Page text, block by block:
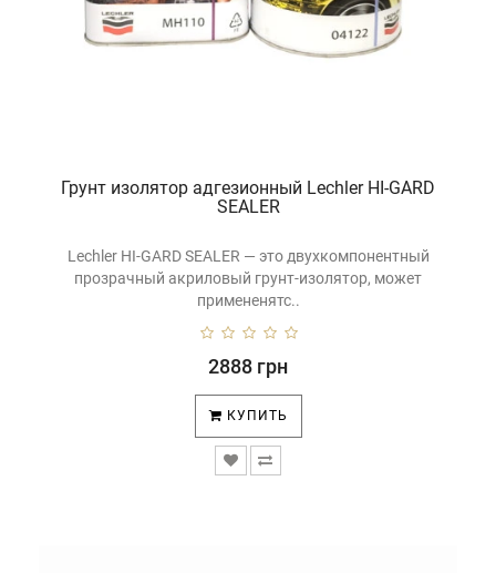
Грунт изолятор адгезионный Lechler HI-GARD
SEALER
Lechler HI-GARD SEALER — это двухкомпонентный
прозрачный акриловый грунт-изолятор, может
примененятс..
2888 грн
КУПИТЬ